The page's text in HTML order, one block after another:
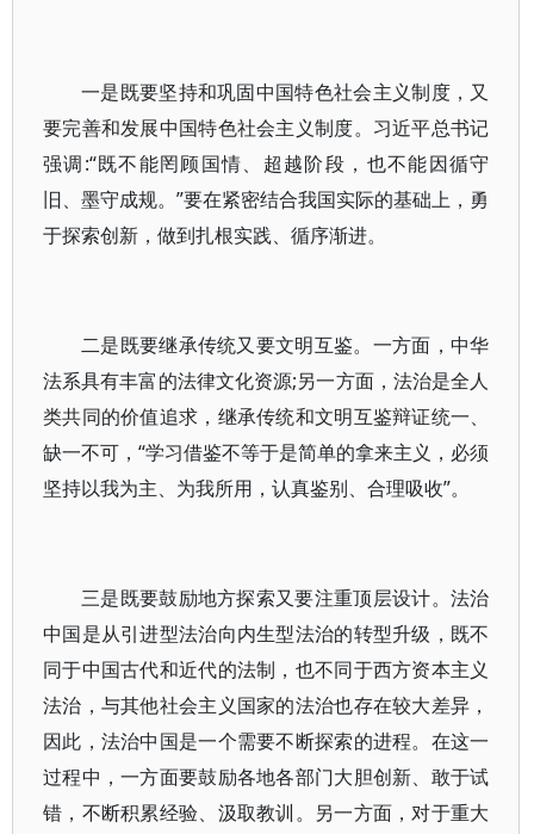
一是既要坚持和巩固中国特色社会主义制度，又
要完善和发展中国特色社会主义制度。习近平总书记
强调:“既不能罔顾国情、超越阶段，也不能因循守
旧、墨守成规。”要在紧密结合我国实际的基础上，勇
于探索创新，做到扎根实践、循序渐进。
二是既要继承传统又要文明互鉴。一方面，中华
法系具有丰富的法律文化资源;另一方面，法治是全人
类共同的价值追求，继承传统和文明互鉴辩证统一、
缺一不可，“学习借鉴不等于是简单的拿来主义，必须
坚持以我为主、为我所用，认真鉴别、合理吸收”。
三是既要鼓励地方探索又要注重顶层设计。法治
中国是从引进型法治向内生型法治的转型升级，既不
同于中国古代和近代的法制，也不同于西方资本主义
法治，与其他社会主义国家的法治也存在较大差异，
因此，法治中国是一个需要不断探索的进程。在这一
过程中，一方面要鼓励各地各部门大胆创新、敢于试
错，不断积累经验、汲取教训。另一方面，对于重大